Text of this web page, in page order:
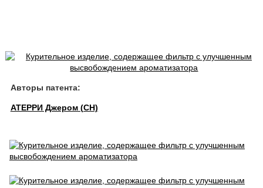
Авторы патента:
АТЕРРИ Джером (CH)